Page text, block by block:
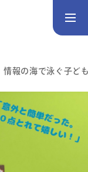
情報の海で泳ぐ子ど